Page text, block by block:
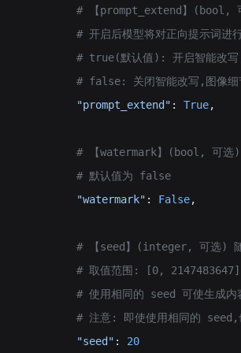
# 【prompt_extend】(bool,
# 开启后模型将对正向提示词进
# true(默认值): 开启智能改写
# false: 关闭智能改写,图像细
            "prompt_extend"
: True,
# 【watermark】(bool, 可选
            # 默认值为 false
            "watermark"
: False,
# 【seed】(integer, 可选)
            # 取值范围: [0, 2147483647]
# 使用相同的 seed 可使生成内
# 注意: 即使使用相同的 seed,
            "seed"
: 20